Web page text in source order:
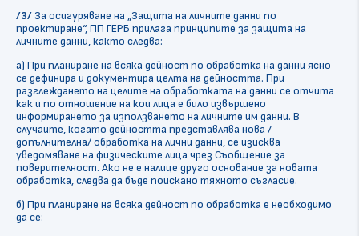
/3/ За осигуряване на „Защита на личните данни по
проектиране“, ПП ГЕРБ прилага принципите за защита на
личните данни, както следва:
а) При планиране на всяка дейност по обработка на данни ясно
се дефинира и документира целта на дейността. При
разглеждането на целите на обработката на данни се отчита
как и по отношение на кои лица е било извършено
информирането за използването на личните им данни. В
случаите, когато дейността представлява нова /
допълнителна/ обработка на лични данни, се изисква
уведомяване на физическите лица чрез Съобщение за
поверителност. Ако не е налице друго основание за новата
обработка, следва да бъде поискано тяхното съгласие.
б) При планиране на всяка дейност по обработка е необходимо
да се: